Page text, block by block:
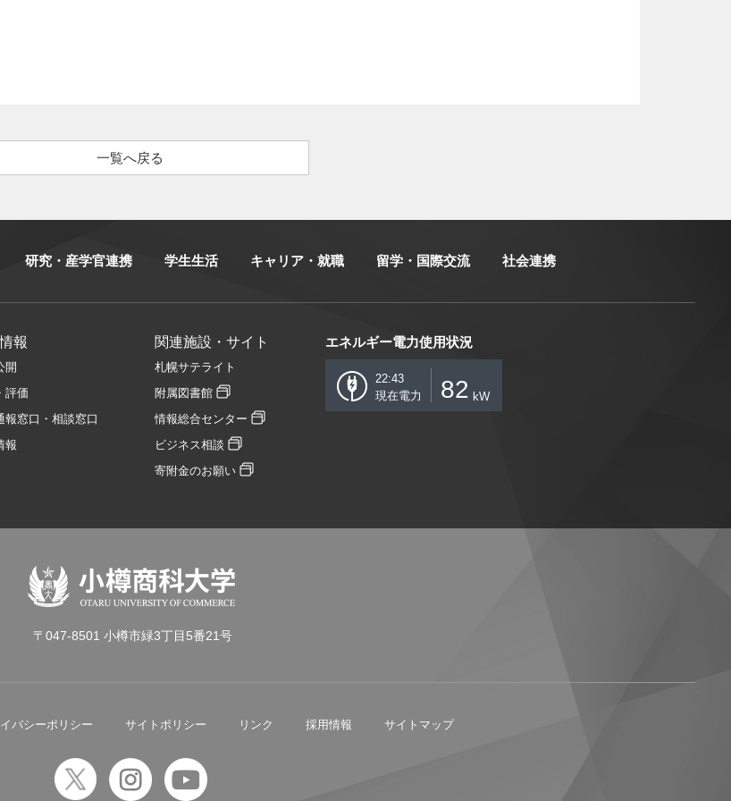
一覧へ戻る
研究・産学官連携 学生生活 キャリア・就職 留学・国際交流 社会連携
報
開
評価
報窓口・相談窓口
報
関連施設・サイト
札幌サテライト
附属図書館
情報総合センター
ビジネス相談
寄附金のお願い
エネルギー電力使用状況
22:43
現在電力
82 kW
〒047-8501 小樽市緑3丁目5番21号
バシーポリシー サイトポリシー リンク 採用情報 サイトマップ